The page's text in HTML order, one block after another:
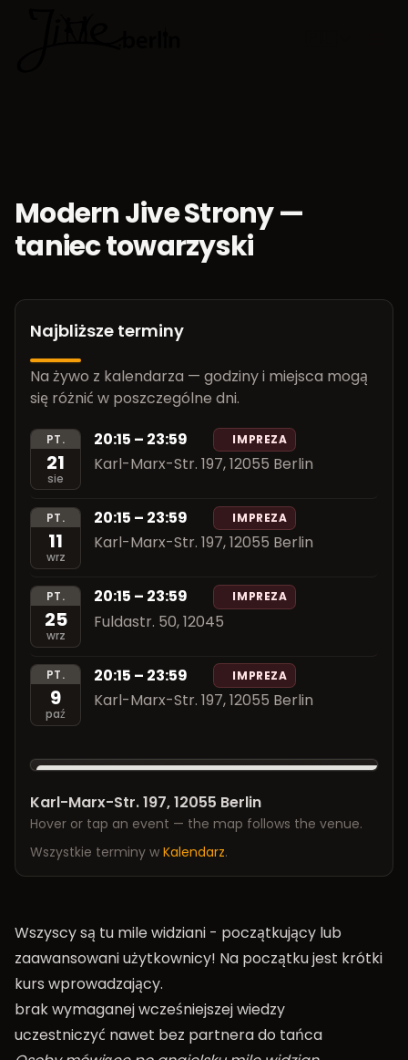
Modern Jive Strony —
taniec towarzyski
Najbliższe terminy
Na żywo z kalendarza — godziny i miejsca mogą
się różnić w poszczególne dni.
PT.
21
sie
20:15 – 23:59 IMPREZA
Karl-Marx-Str. 197, 12055 Berlin
PT.
11
wrz
20:15 – 23:59 IMPREZA
Karl-Marx-Str. 197, 12055 Berlin
PT.
25
wrz
20:15 – 23:59 IMPREZA
Fuldastr. 50, 12045
PT.
9
paź
20:15 – 23:59 IMPREZA
Karl-Marx-Str. 197, 12055 Berlin
Karl-Marx-Str. 197, 12055 Berlin
Hover or tap an event — the map follows the venue.
Wszystkie terminy w Kalendarz.
Wszyscy są tu mile widziani - początkujący lub
zaawansowani użytkownicy! Na początku jest krótki
kurs wprowadzający.
brak wymaganej wcześniejszej wiedzy
uczestniczyć nawet bez partnera do tańca